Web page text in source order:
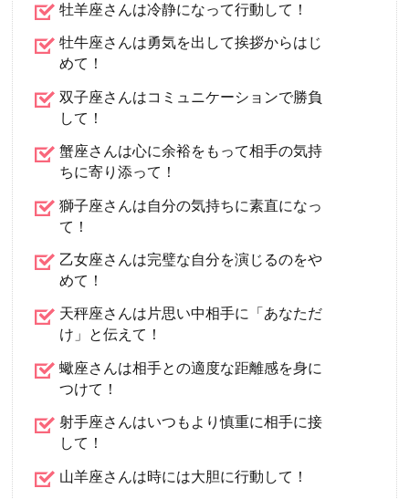
牡羊座さんは冷静になって行動して！
牡牛座さんは勇気を出して挨拶からはじ
めて！
双子座さんはコミュニケーションで勝負
して！
蟹座さんは心に余裕をもって相手の気持
ちに寄り添って！
獅子座さんは自分の気持ちに素直になっ
て！
乙女座さんは完璧な自分を演じるのをや
めて！
天秤座さんは片思い中相手に「あなただ
け」と伝えて！
蠍座さんは相手との適度な距離感を身に
つけて！
射手座さんはいつもより慎重に相手に接
して！
山羊座さんは時には大胆に行動して！